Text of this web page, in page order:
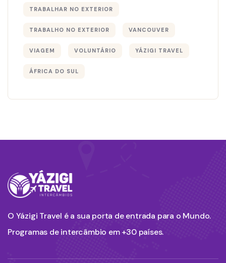
TRABALHAR NO EXTERIOR
TRABALHO NO EXTERIOR VANCOUVER
VIAGEM VOLUNTÁRIO YÁZIGI TRAVEL
ÁFRICA DO SUL
O Yázigi Travel é a sua porta de entrada para o Mundo.
Programas de intercâmbio em +30 países.